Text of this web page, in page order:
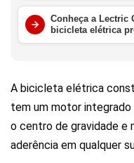
Conheça a Lectric
bicicleta elétrica
A bicicleta elétrica
tem um motor integrado
o centro de gravidade e
aderência em qualquer